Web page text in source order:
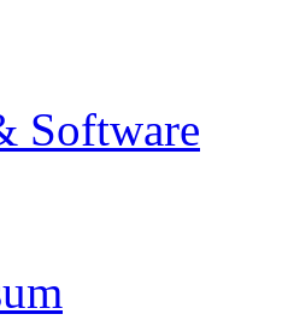
Software